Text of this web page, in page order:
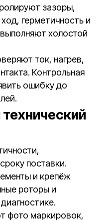
зазоры,
герметичность и
холостой
ток, нагрев,
Контрольная
ошибку до
поставки.
и крепёж
роторы и
фото маркировок,